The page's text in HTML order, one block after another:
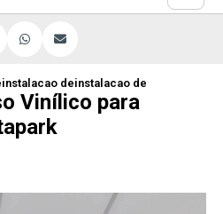
pisos vinilicos
instalacao de piso vinilico branco
instalacao de piso vinilico
Vinílico para